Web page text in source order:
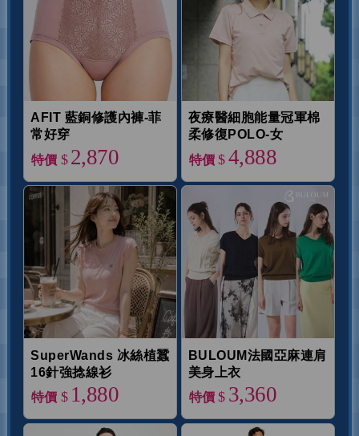
AFIT 藍銅修護內褲-菲
常好穿
特價 $ 2,870
夜療醫細胞能量冠軍棉
柔修復POLO-女
特價 $ 4,888
SuperWands 冰絲植蠶
16針強捻線衫
特價 $ 1,880
BULOUM法國亞麻連肩
美身上衣
特價 $ 3,360